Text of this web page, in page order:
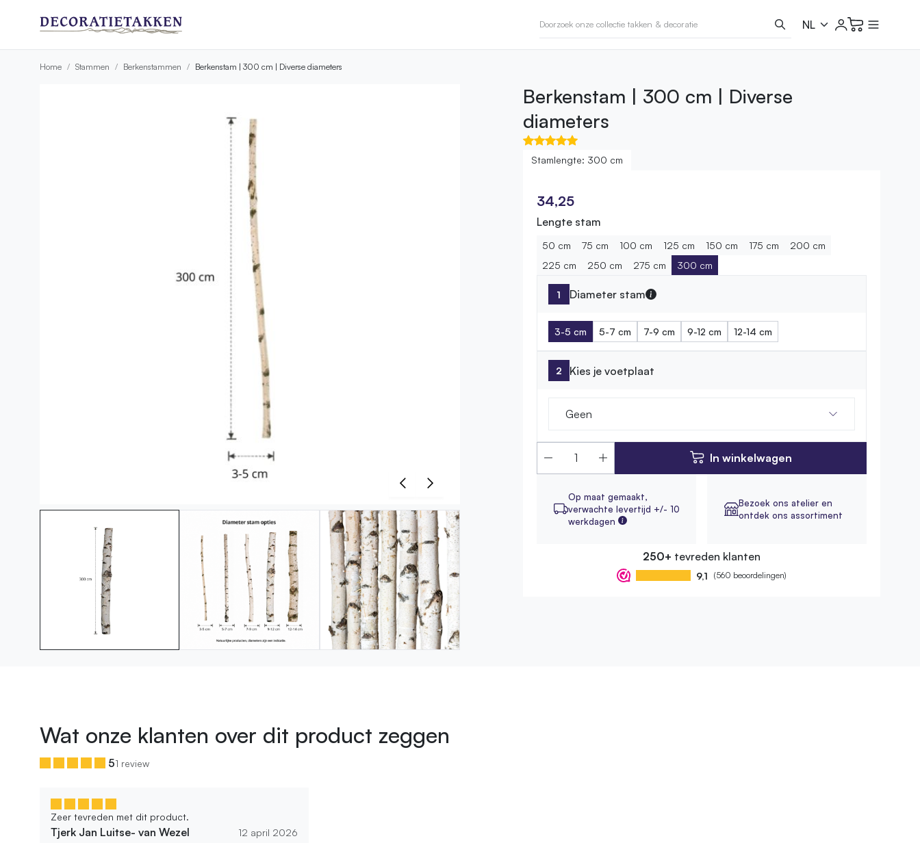
Home Stammen Berkenstammen Berkenstam | 300 cm | Diverse diameters
Berkenstam | 300 cm | Diverse
diameters
Stamlengte: 300 cm
34,25
Lengte stam
50 cm 75 cm 100 cm 125 cm 150 cm 175 cm
200 cm
225 cm
250 cm 275 cm 300 cm
Diameter stam
3-5 cm 5-7 cm 7-9 cm 9-12 cm 12-14 cm
Kies je voetplaat
Geen
In winkelwagen
Op maat gemaakt,
verwachte levertijd +/- 10
werkdagen
Bezoek ons atelier en
ontdek ons assortiment
250+ tevreden klanten
9,1 (560 beoordelingen)
Wat onze klanten over dit product zeggen
51 review
Zeer tevreden met dit product.
Tjerk Jan Luitse- van Wezel 12 april 2026